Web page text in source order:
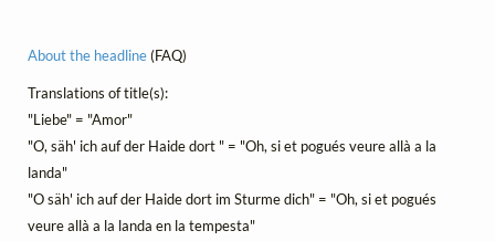
About the headline(FAQ)
Translations of title(s):
"Liebe" = "Amor"
"O, säh' ich auf der Haide dort " = "Oh, si et pogués veure allà a la
landa"
"O säh' ich auf der Haide dort im Sturme dich" = "Oh, si et pogués
veure allà a la landa en la tempesta"